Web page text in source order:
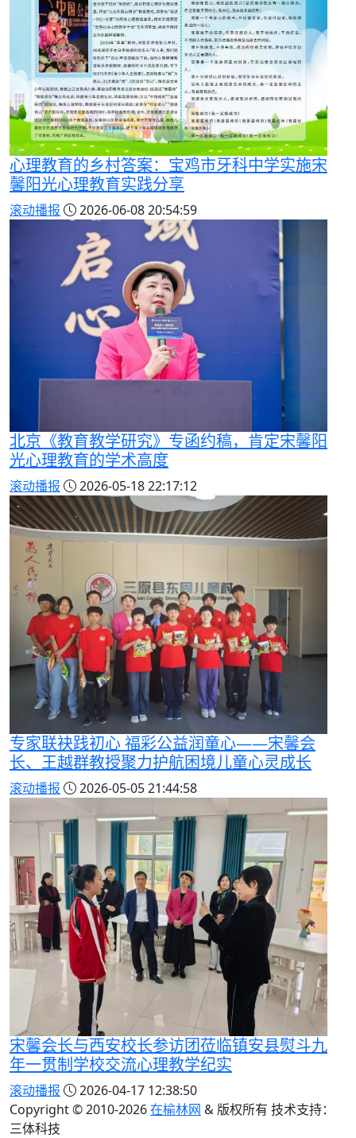
心理教育的乡村答案：宝鸡市牙科中学实施宋
馨阳光心理教育实践分享
滚动播报 2026-06-08 20:54:59
北京《教育教学研究》专函约稿，肯定宋馨阳
光心理教育的学术高度
滚动播报 2026-05-18 22:17:12
专家联袂践初心 福彩公益润童心——宋馨会
长、王越群教授聚力护航困境儿童心灵成长
滚动播报 2026-05-05 21:44:58
宋馨会长与西安校长参访团莅临镇安县熨斗九
年一贯制学校交流心理教学纪实
滚动播报
2026-04-17 12:38:50
Copyright © 2010-2026在榆林网 & 版权所有 技术支持：
三体科技